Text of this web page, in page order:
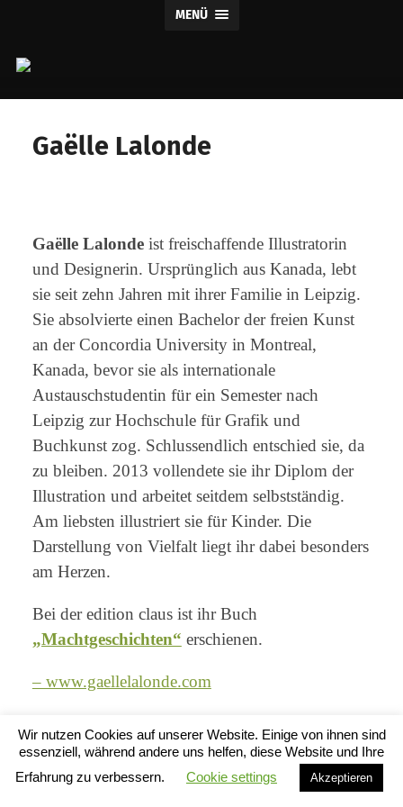
MENÜ
Gaëlle Lalonde
Gaëlle Lalondeist freischaffende Illustratorin
und Designerin. Ursprünglich aus Kanada, lebt
sie seit zehn Jahren mit ihrer Familie in Leipzig.
Sie absolvierte einen Bachelor der freien Kunst
an der Concordia University in Montreal,
Kanada, bevor sie als internationale
Austauschstudentin für ein Semester nach
Leipzig zur Hochschule für Grafik und
Buchkunst zog. Schlussendlich entschied sie, da
zu bleiben. 2013 vollendete sie ihr Diplom der
Illustration und arbeitet seitdem selbstständig.
Am liebsten illustriert sie für Kinder. Die
Darstellung von Vielfalt liegt ihr dabei besonders
am Herzen.
Bei der edition claus ist ihr Buch
„Machtgeschichten“ erschienen.
– www.gaellelalonde.com
© 2026 . Theme von Anders Norén.
Wir nutzen Cookies auf unserer Website. Einige von ihnen sind
essenziell, während andere uns helfen, diese Website und Ihre
Erfahrung zu verbessern.
Cookie settings Akzeptieren